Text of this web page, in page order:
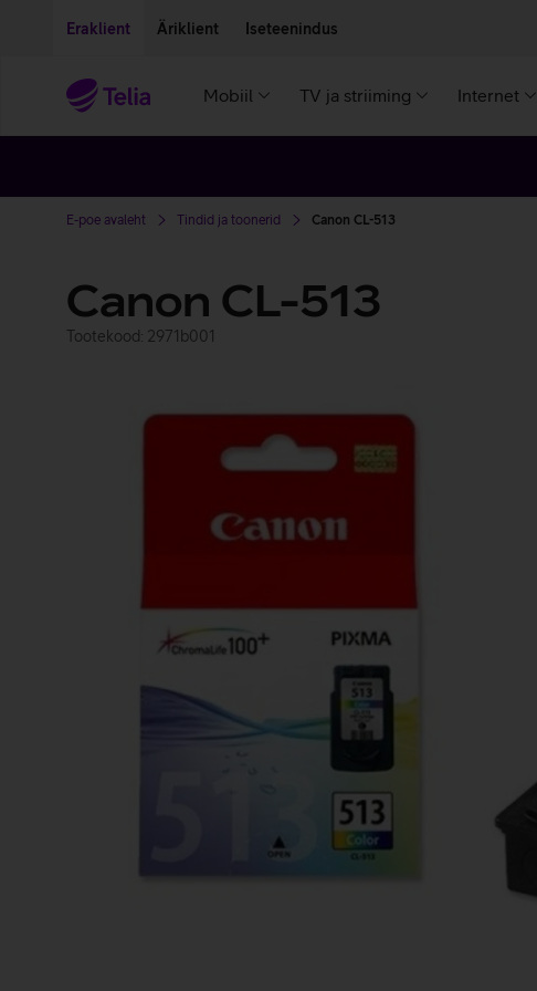
Eraklient Äriklient Iseteenindus
Mobiil TV ja striiming Internet
E-poe avaleht Tindid ja toonerid Canon CL-513
Canon CL-513
Tootekood: 2971b001